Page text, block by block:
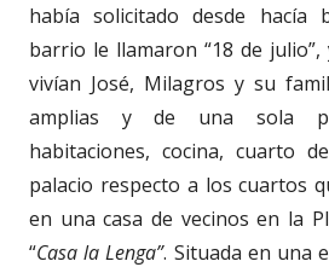
había solicitado desde hacía
barrio le llamaron “18 de julio”,
vivían José, Milagros y su
amplias y de una sola
habitaciones, cocina, cuarto
palacio respecto a los cuartos
en una casa de vecinos en la
“Casa la Lenga”. Situada en una